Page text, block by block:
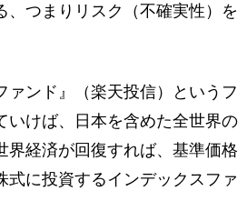
つまりリスク（不確実性）を
ンド』（楽天投信）というフ
いけば、日本を含めた全世界の
界経済が回復すれば、基準価格
式に投資するインデックスファ